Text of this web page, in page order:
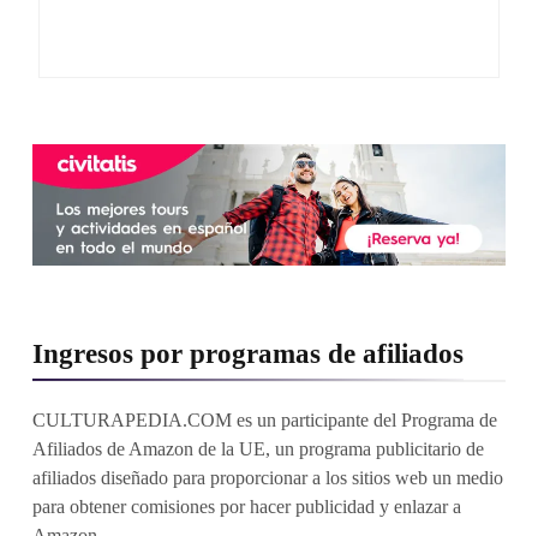
Ingresos por programas de afiliados
CULTURAPEDIA.COM es un participante del Programa de
Afiliados de Amazon de la UE, un programa publicitario de
afiliados diseñado para proporcionar a los sitios web un medio
para obtener comisiones por hacer publicidad y enlazar a